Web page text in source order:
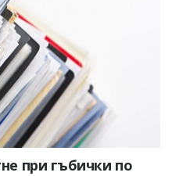
при гъбички по